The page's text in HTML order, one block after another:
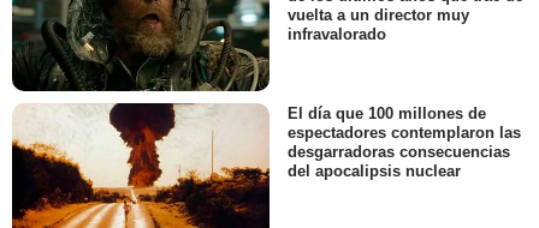
vuelta a un director muy
infravalorado
El día que 100 millones de
espectadores contemplaron las
desgarradoras consecuencias
del apocalipsis nuclear